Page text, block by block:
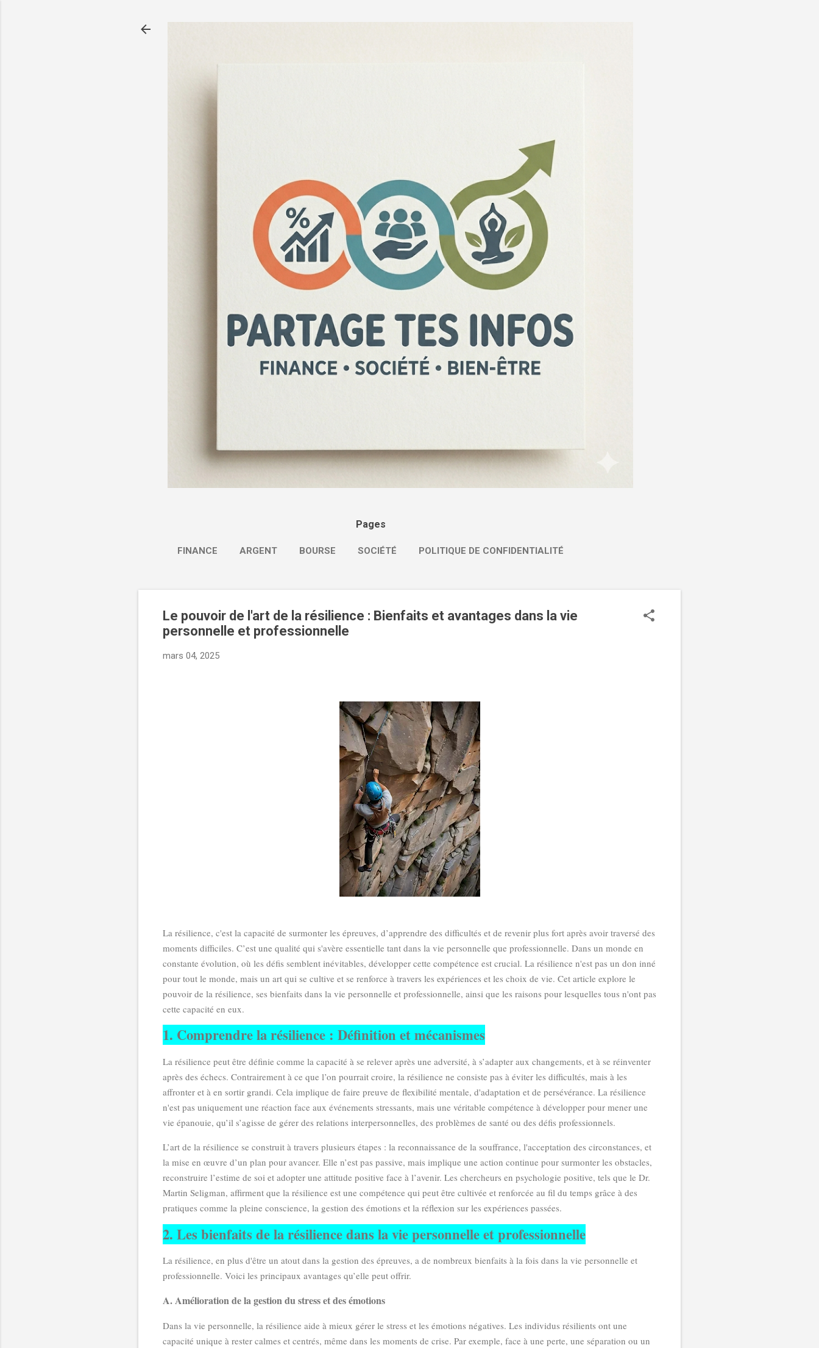
Pages
FINANCE ARGENT BOURSE SOCIÉTÉ POLITIQUE DE CONFIDENTIALITÉ
Le pouvoir de l'art de la résilience : Bienfaits et avantages dans la vie
personnelle et professionnelle
mars 04, 2025
La résilience, c'est la capacité de surmonter les épreuves, d’apprendre des difficultés et de revenir plus fort après avoir traversé des
moments difficiles. C’est une qualité qui s'avère essentielle tant dans la vie personnelle que professionnelle. Dans un monde en
constante évolution, où les défis semblent inévitables, développer cette compétence est crucial. La résilience n'est pas un don inné
pour tout le monde, mais un art qui se cultive et se renforce à travers les expériences et les choix de vie. Cet article explore le
pouvoir de la résilience, ses bienfaits dans la vie personnelle et professionnelle, ainsi que les raisons pour lesquelles tous n'ont pas
cette capacité en eux.
1. Comprendre la résilience : Définition et mécanismes
La résilience peut être définie comme la capacité à se relever après une adversité, à s’adapter aux changements, et à se réinventer
après des échecs. Contrairement à ce que l’on pourrait croire, la résilience ne consiste pas à éviter les difficultés, mais à les
affronter et à en sortir grandi. Cela implique de faire preuve de flexibilité mentale, d'adaptation et de persévérance. La résilience
n'est pas uniquement une réaction face aux événements stressants, mais une véritable compétence à développer pour mener une
vie épanouie, qu’il s’agisse de gérer des relations interpersonnelles, des problèmes de santé ou des défis professionnels.
L’art de la résilience se construit à travers plusieurs étapes : la reconnaissance de la souffrance, l'acceptation des circonstances, et
la mise en œuvre d’un plan pour avancer. Elle n’est pas passive, mais implique une action continue pour surmonter les obstacles,
reconstruire l’estime de soi et adopter une attitude positive face à l’avenir. Les chercheurs en psychologie positive, tels que le Dr.
Martin Seligman, affirment que la résilience est une compétence qui peut être cultivée et renforcée au fil du temps grâce à des
pratiques comme la pleine conscience, la gestion des émotions et la réflexion sur les expériences passées.
2. Les bienfaits de la résilience dans la vie personnelle et professionnelle
La résilience, en plus d'être un atout dans la gestion des épreuves, a de nombreux bienfaits à la fois dans la vie personnelle et
professionnelle. Voici les principaux avantages qu’elle peut offrir.
A. Amélioration de la gestion du stress et des émotions
Dans la vie personnelle, la résilience aide à mieux gérer le stress et les émotions négatives. Les individus résilients ont une
capacité unique à rester calmes et centrés, même dans les moments de crise. Par exemple, face à une perte, une séparation ou un